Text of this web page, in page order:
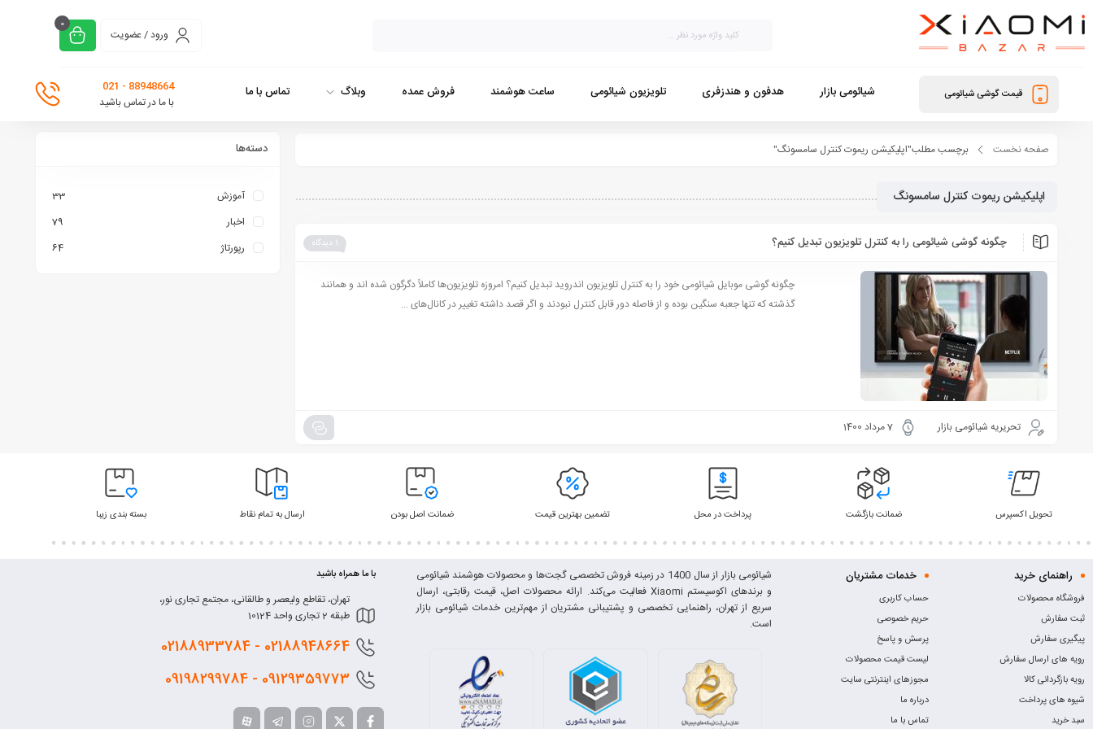
ورود / عضویت
0
قیمت گوشی شیائومی شیائومی بازار هدفون و هندزفری تلویزیون شیائومی ساعت هوشمند فروش عمده وبلاگ تماس با ما
88948664 - 021
با ما در تماس باشید
صفحه نخست برچسب مطلب"اپلیکیشن ریموت کنترل سامسونگ"
اپلیکیشن ریموت کنترل سامسونگ
1 دیدگاه چگونه گوشی شیائومی را به کنترل تلویزیون تبدیل کنیم؟
چگونه گوشی موبایل شیائومی خود را به کنترل تلویزیون اندروید تبدیل کنیم؟ امروزه تلویزیون‌ها کاملاً دگرگون شده اند و همانند
گذشته که تنها جعبه سنگین بوده و از فاصله دور قابل کنترل نبودند و اگر قصد داشته تغییر در کانال‌های ...
تحریریه شیائومی بازار 7 مرداد 1400
دسته‌ها
آموزش
33
اخبار
79
رپورتاژ
64
تحویل اکسپرس ضمانت بازگشت پرداخت در محل تضمین بهترین قیمت ضمانت اصل بودن ارسال به تمام نقاط بسته بندی زیبا
راهنمای خرید
فروشگاه محصولات
ثبت سفارش
پیگیری سفارش
رویه های ارسال سفارش
رویه بازگردانی کالا
شیوه های پرداخت
سبد خرید
خدمات مشتریان
حساب کاربری
حریم خصوصی
پرسش و پاسخ
لیست قیمت محصولات
مجوزهای اینترنتی سایت
درباره ما
تماس با ما
شیائومی بازار از سال 1400 در زمینه فروش تخصصی گجت‌ها و محصولات هوشمند شیائومی
و برندهای اکوسیستم Xiaomi فعالیت می‌کند. ارائه محصولات اصل، قیمت رقابتی، ارسال
سریع از تهران، راهنمایی تخصصی و پشتیبانی مشتریان از مهم‌ترین خدمات شیائومی بازار
است.
با ما همراه باشید
تهران، تقاطع ولیعصر و طالقانی، مجتمع تجاری نور،
طبقه 2 تجاری واحد 10124
02188948664 - 02188933784
09129359773 - 09198299784